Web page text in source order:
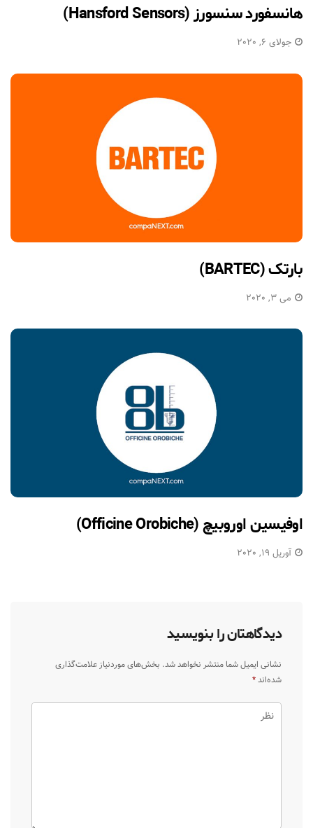
هانسفورد سنسورز (Hansford Sensors)
جولای 6, 2020
بارتک (BARTEC)
می 3, 2020
اوفیسین اوروبیچ (Officine Orobiche)
آوریل 19, 2020
دیدگاهتان را بنویسید
نشانی ایمیل شما منتشر نخواهد شد. بخش‌های موردنیاز علامت‌گذاری
شده‌اند*